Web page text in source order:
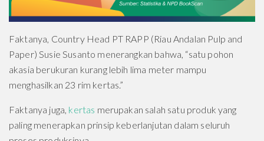
Faktanya, Country Head PT RAPP (Riau Andalan Pulp and
Paper) Susie Susanto menerangkan bahwa, “satu pohon
akasia berukuran kurang lebih lima meter mampu
menghasilkan 23 rim kertas.”
Faktanya juga, kertas merupakan salah satu produk yang
paling menerapkan prinsip keberlanjutan dalam seluruh